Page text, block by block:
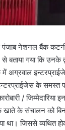
पंजाब नेशनल बैंक
बताया गया कि
अग्रवाल
के समस्त
/ जिम्मेदारिया
खाते के संचालन को
जिससे व्यथित